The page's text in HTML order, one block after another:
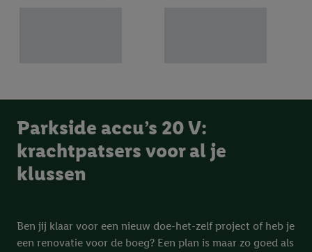
Parkside accu’s 20 V:
krachtpatsers voor al je
klussen
Ben jij klaar voor een nieuw doe-het-zelf project of heb je
een renovatie voor de boeg? Een plan is maar zo goed als